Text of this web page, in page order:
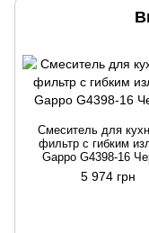
Смеситель для
фильтр с гибким
Gappo G4398-16
5 974 грн